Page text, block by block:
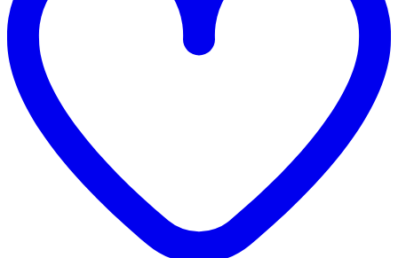
JIMMY
MARKET
SENICA,
Fishman
Presys+
Vstavaná
Ladička+EQ